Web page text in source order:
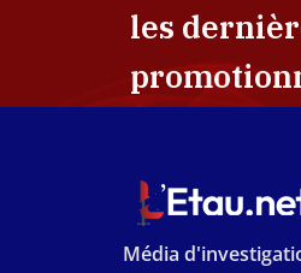
les
Média